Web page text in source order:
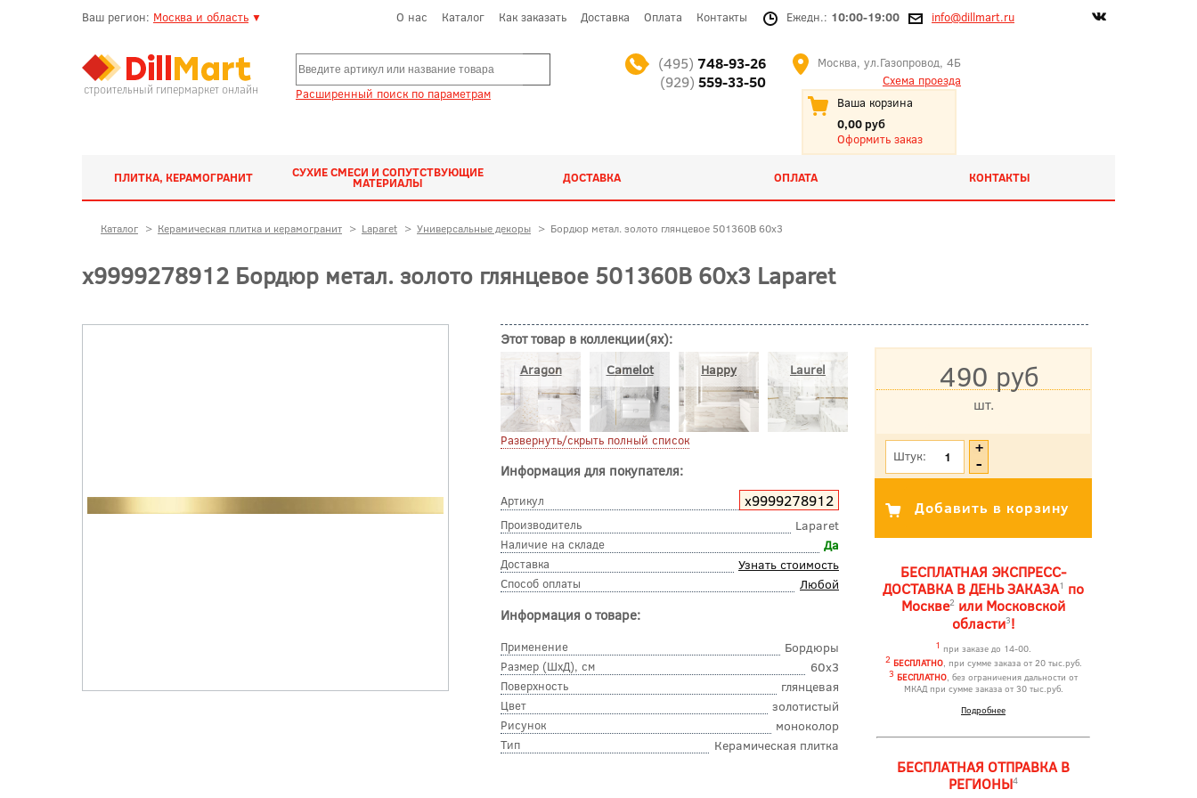
Ваш регион: Москва и область ▼ О нас Каталог Как заказать Доставка Оплата Контакты Ежедн.: 10:00-19:00 info@dillmart.ru
строительный гипермаркет онлайн Расширенный поиск по параметрам
(495) 748-93-26
(929) 559-33-50
Москва, ул.Газопровод, 4Б
Схема проезда
Ваша корзина
0,00 руб
Оформить заказ
ПЛИТКА, КЕРАМОГРАНИТ СУХИЕ СМЕСИ И СОПУТСТВУЮЩИЕ
МАТЕРИАЛЫ ДОСТАВКА ОПЛАТА КОНТАКТЫ
Каталог > Керамическая плитка и керамогранит > Laparet > Универсальные декоры > Бордюр метал. золото глянцевое 501360В 60x3
х9999278912 Бордюр метал. золото глянцевое 501360В 60x3 Laparet
Этот товар в коллекции(ях):
Aragon Camelot Happy Laurel
Развернуть/скрыть полный список
Информация для покупателя:
Артикул х9999278912
Производитель Laparet
Наличие на складе Да
Доставка Узнать стоимость
Способ оплаты Любой
Информация о товаре:
Применение Бордюры
Размер (ШхД), см 60x3
Поверхность глянцевая
Цвет золотистый
Рисунок моноколор
Тип Керамическая плитка
490 руб
шт.
Штук:
БЕСПЛАТНАЯ ЭКСПРЕСС-
ДОСТАВКА В ДЕНЬ ЗАКАЗА1 по
Москве2 или Московской
области3!
1 при заказе до 14-00.
2 БЕСПЛАТНО, при сумме заказа от 20 тыс.руб.
3 БЕСПЛАТНО, без ограничения дальности от
МКАД при сумме заказа от 30 тыс.руб.
Подробнее
БЕСПЛАТНАЯ ОТПРАВКА В
РЕГИОНЫ4